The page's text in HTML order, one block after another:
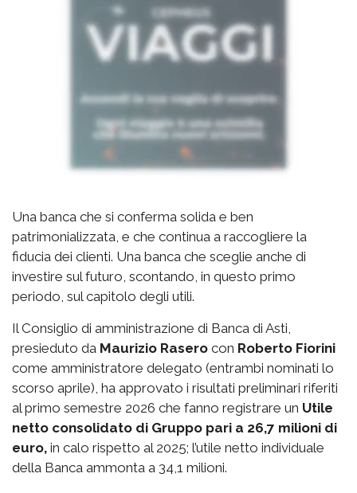
Una banca che si conferma solida e ben
patrimonializzata, e che continua a raccogliere la
fiducia dei clienti. Una banca che sceglie anche di
investire sul futuro, scontando, in questo primo
periodo, sul capitolo degli utili.
Il Consiglio di amministrazione di Banca di Asti,
presieduto da Maurizio Rasero con Roberto Fiorini
come amministratore delegato (entrambi nominati lo
scorso aprile), ha approvato i risultati preliminari riferiti
al primo semestre 2026 che fanno registrare un Utile
netto consolidato di Gruppo pari a 26,7 milioni di
euro, in calo rispetto al 2025; l’utile netto individuale
della Banca ammonta a 34,1 milioni.